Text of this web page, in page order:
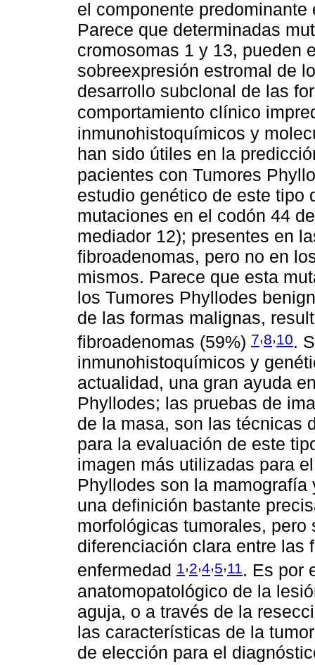
el componente
Parece que determinadas
cromosomas 1 y 13, pueden
sobreexpresión estromal de
desarrollo subclonal de las
comportamiento clínico
inmunohistoquímicos y
han sido útiles en la
pacientes con Tumores
estudio genético de este tipo
mutaciones en el codón 44
mediador 12); presentes en
fibroadenomas, pero no en
mismos. Parece que esta
los Tumores Phyllodes
de las formas malignas,
fibroadenomas (59%) 7,8,10.
inmunohistoquímicos y
actualidad, una gran ayuda
Phyllodes; las pruebas de
de la masa, son las técnicas
para la evaluación de este
imagen más utilizadas para
Phyllodes son la
una definición bastante
morfológicas tumorales, pero
diferenciación clara entre las
enfermedad 1 ,2,4,5,11 . Es por
anatomopatológico de la
aguja, o a través de la
las características de la
de elección para el